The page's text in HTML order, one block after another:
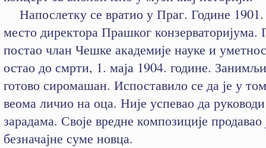
Напослетку се вратио у Праг. Године 1901.
место директора Прашког конзерваторијума.
постао члан Чешке академије науке и
остао до смрти, 1. маја 1904. године.
готово сиромашан. Испоставило се да је у
веома личио на оца. Није успевао да
зарадама. Своје вредне композиције продавао
безначајне суме новца.